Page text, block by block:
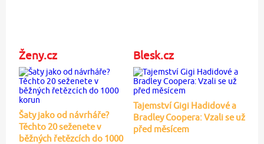
Ženy.cz
Šaty jako od návrháře?
Těchto 20 seženete v
běžných řetězcích do 1000
Blesk.cz
Tajemství Gigi Hadidové a
Bradley Coopera: Vzali se už
před měsícem